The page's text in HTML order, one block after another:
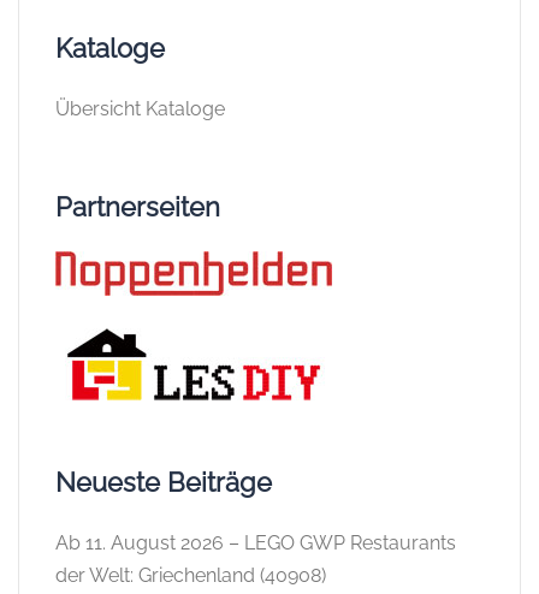
Kataloge
Übersicht Kataloge
Partnerseiten
Neueste Beiträge
Ab 11. August 2026 – LEGO GWP Restaurants
der Welt: Griechenland (40908)